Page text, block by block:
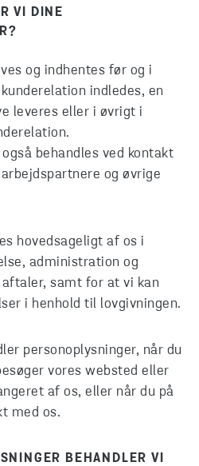
VI DINE
og indhentes før og i
indledes, en
leveres eller i øvrigt i
behandles ved kontakt
og øvrige
hovedsageligt af os i
administration og
samt for at vi kan
i henhold til lovgivningen.
personoplysninger, når du
vores websted eller
af os, eller når du på
med os.
BEHANDLER VI